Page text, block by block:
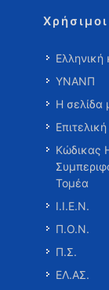
Ελληνική
ΥΝΑΝΠ
Η σελίδα
Κώδικας
Τομέα
Ι.Ι.Ε.Ν.
Π.Ο.Ν.
Π.Σ.
ΕΛ.ΑΣ.